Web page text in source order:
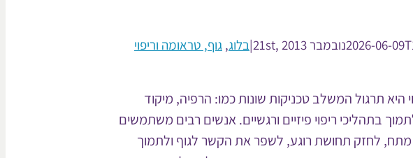
2026-06-נובמבר 21st, 2013 |בלוג, גוף, טראומה וריפוי
היא תרגול המשלב טכניקות שונות כמו: הרפיה, מיקוד
בתהליכי ריפוי פיזיים ורגשיים. אנשים רבים משתמשים
מתח, לחזק תחושת רוגע, לשפר את הקשר לגוף ולתמוך